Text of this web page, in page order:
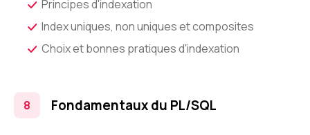
Principes d'indexation
Index uniques, non uniques et composites
Choix et bonnes pratiques d'indexation
Fondamentaux du PL/SQL